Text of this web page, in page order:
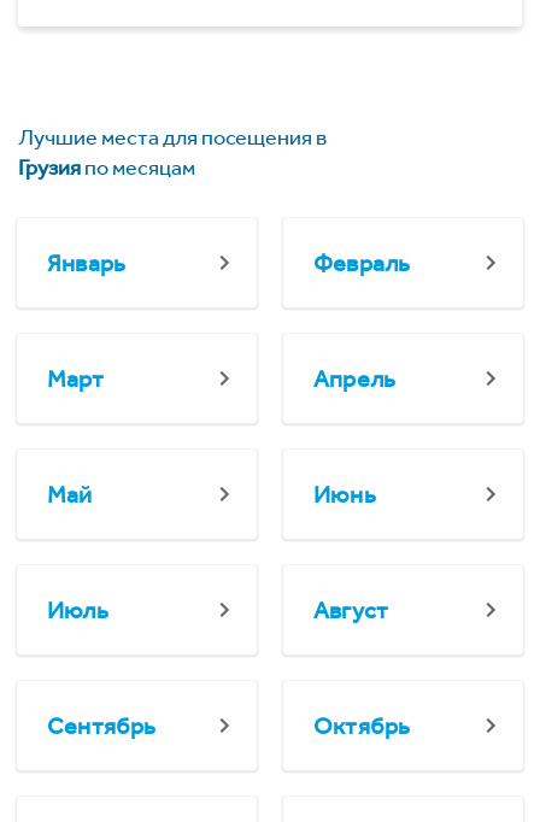
Лучшие места для посещения в
Грузияпо месяцам
Январь Февраль
Март Апрель
Май Июнь
Июль Август
Сентябрь Октябрь